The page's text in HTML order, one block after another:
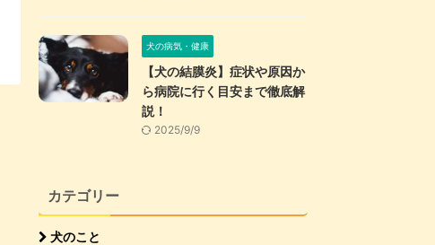
犬の病気・健康
【犬の結膜炎】症状や原因か
ら病院に行く目安まで徹底解
説！
2025/9/9
カテゴリー
犬のこと